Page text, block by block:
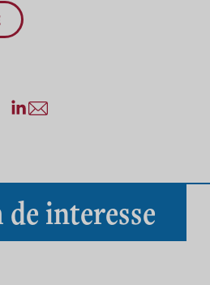
Compartilhe a postagem no
Compartilhe a postagem
interesse